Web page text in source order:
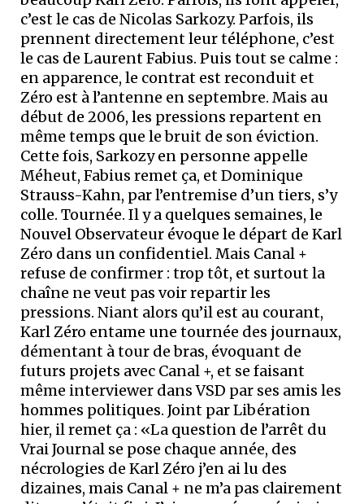
c’est le cas de Nicolas Sarkozy. Parfois, ils
prennent directement leur téléphone, c’est
le cas de Laurent Fabius. Puis tout se calme :
en apparence, le contrat est reconduit et
Zéro est à l’antenne en septembre. Mais au
début de 2006, les pressions repartent en
même temps que le bruit de son éviction.
Cette fois, Sarkozy en personne appelle
Méheut, Fabius remet ça, et Dominique
Strauss-Kahn, par l’entremise d’un tiers, s’y
colle. Tournée. Il y a quelques semaines, le
Nouvel Observateur évoque le départ de Karl
Zéro dans un confidentiel. Mais Canal +
refuse de confirmer : trop tôt, et surtout la
chaîne ne veut pas voir repartir les
pressions. Niant alors qu’il est au courant,
Karl Zéro entame une tournée des journaux,
démentant à tour de bras, évoquant de
futurs projets avec Canal +, et se faisant
même interviewer dans VSD par ses amis les
hommes politiques. Joint par Libération
hier, il remet ça : «La question de l’arrêt du
Vrai Journal se pose chaque année, des
nécrologies de Karl Zéro j’en ai lu des
dizaines, mais Canal + ne m’a pas clairement